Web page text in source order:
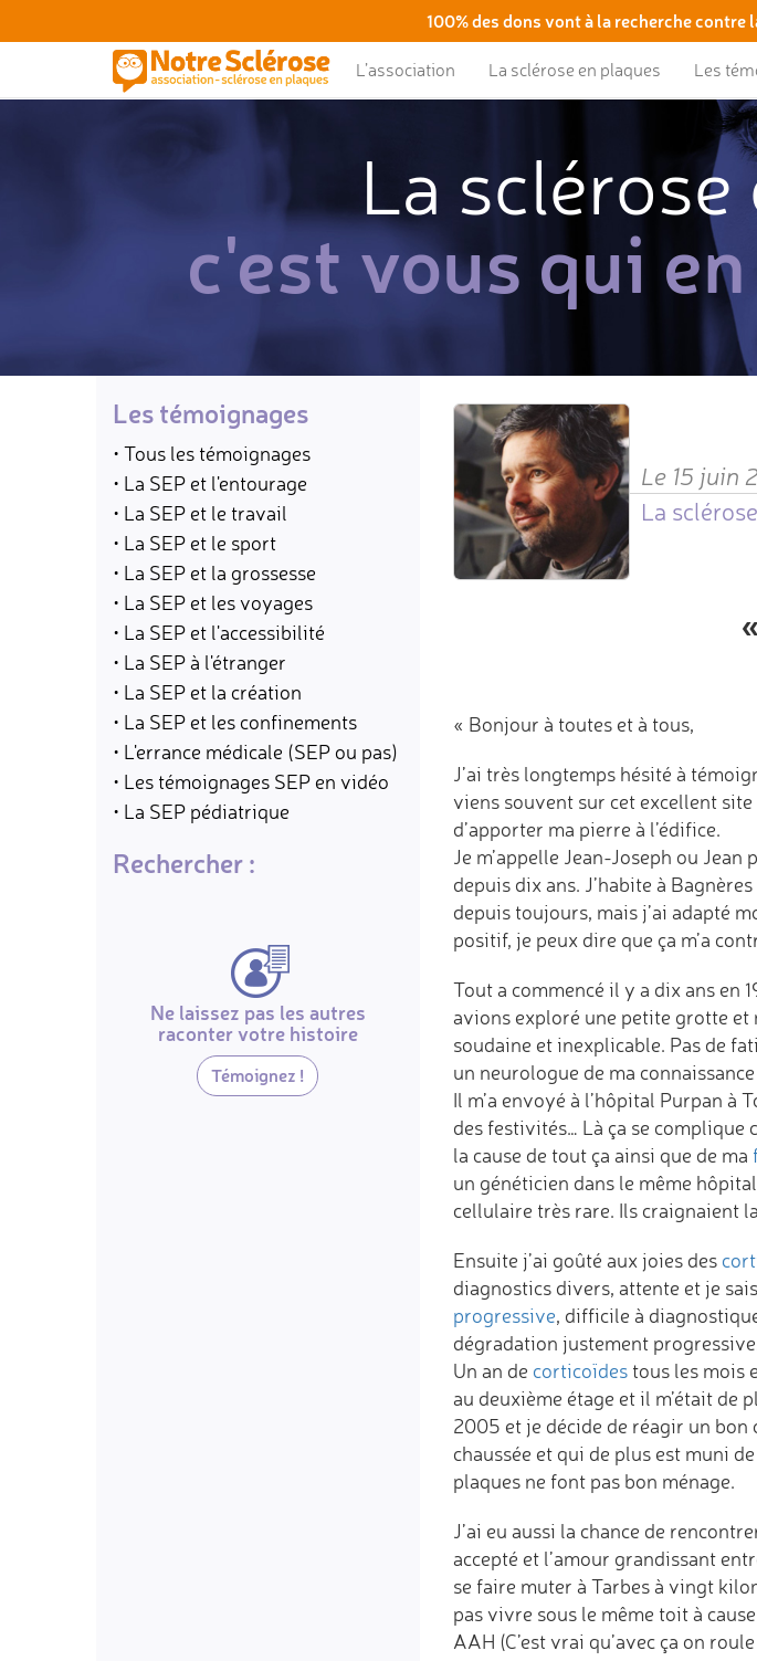
100% des dons vont à la recherche
L’association La sclérose en plaques Les
La
c'est vous qui
Les témoignages
• Tous les témoignages
• La SEP et l'entourage
• La SEP et le travail
• La SEP et le sport
• La SEP et la grossesse
• La SEP et les voyages
• La SEP et l'accessibilité
• La SEP à l'étranger
• La SEP et la création
• La SEP et les confinements
• L'errance médicale (SEP ou pas)
• Les témoignages SEP en vidéo
• La SEP pédiatrique
Rechercher :
Ne laissez pas les autres
raconter votre histoire
Témoignez !
Le 15 juin
La
« Bonjour à toutes et à tous,
J’ai très longtemps hésité à
viens souvent sur cet excellent
d’apporter ma pierre à l’édifice.
Je m’appelle Jean-Joseph ou
depuis dix ans. J’habite à
depuis toujours, mais j’ai adapté
positif, je peux dire que ça m’a
Tout a commencé il y a dix ans en
avions exploré une petite grotte et
soudaine et inexplicable. Pas de
un neurologue de ma
Il m’a envoyé à l’hôpital Purpan à
des festivités… Là ça se complique
la cause de tout ça ainsi que de ma
un généticien dans le même
cellulaire très rare. Ils craignaient
Ensuite j’ai goûté aux joies des
diagnostics divers, attente et je
progressive, difficile à
dégradation justement
Un an de corticoïdestous les mois
au deuxième étage et il m’était de
2005 et je décide de réagir un bon
chaussée et qui de plus est muni
plaques ne font pas bon ménage.
J’ai eu aussi la chance de
accepté et l’amour grandissant
se faire muter à Tarbes à vingt
pas vivre sous le même toit à
AAH (C’est vrai qu’avec ça on